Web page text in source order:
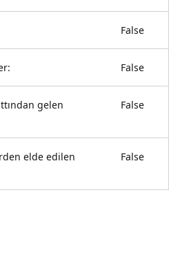
False
False
gelen
False
elde edilen
False